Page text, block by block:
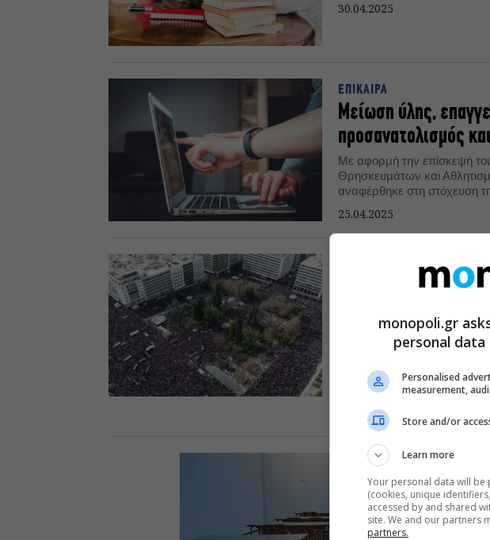
30.04.2025
ΕΠΙΚΑΙΡΑ
Μείωση ύλης,
προσανατολισμός
Με αφορμή την επίσκεψή
Θρησκευμάτων και
αναφέρθηκε στη στόχευση
25.04.2025
Τέμπη: Μαθητές και
κλείσιμο σχολείων
κινητοποιήσεις
και σε μαζική συμμετοχή
Φεβρουαρίου.
25.02.2025
monopoli.gr
personal
Personalised
measurement,
Store and/or
Learn more
Your personal data will
(cookies, unique
accessed by and shared
site. We and our partners
partners.